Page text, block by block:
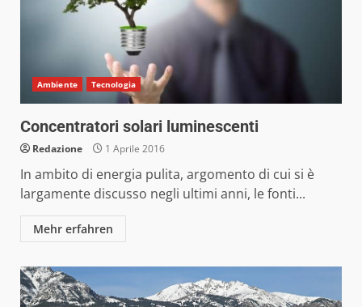
Ambiente Tecnologia
Concentratori solari luminescenti
Redazione 1 Aprile 2016
In ambito di energia pulita, argomento di cui si è
largamente discusso negli ultimi anni, le fonti...
Mehr erfahren